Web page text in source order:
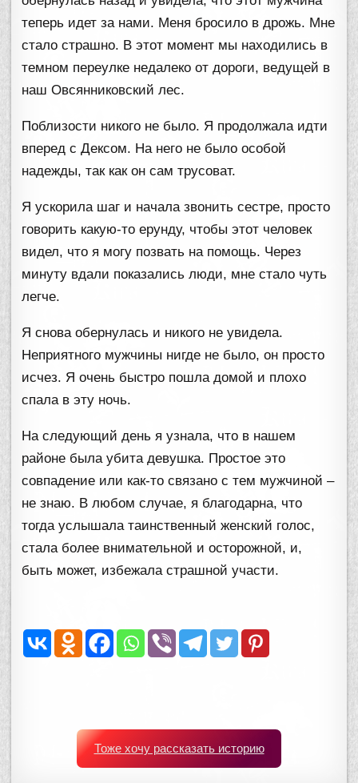
теперь идет за нами. Меня бросило в дрожь. Мне
стало страшно. В этот момент мы находились в
темном переулке недалеко от дороги, ведущей в
наш Овсянниковский лес.
Поблизости никого не было. Я продолжала идти
вперед с Дексом. На него не было особой
надежды, так как он сам трусоват.
Я ускорила шаг и начала звонить сестре, просто
говорить какую-то ерунду, чтобы этот человек
видел, что я могу позвать на помощь. Через
минуту вдали показались люди, мне стало чуть
легче.
Я снова обернулась и никого не увидела.
Неприятного мужчины нигде не было, он просто
исчез. Я очень быстро пошла домой и плохо
спала в эту ночь.
На следующий день я узнала, что в нашем
районе была убита девушка. Простое это
совпадение или как-то связано с тем мужчиной –
не знаю. В любом случае, я благодарна, что
тогда услышала таинственный женский голос,
стала более внимательной и осторожной, и,
быть может, избежала страшной участи.
Тоже хочу рассказать историю